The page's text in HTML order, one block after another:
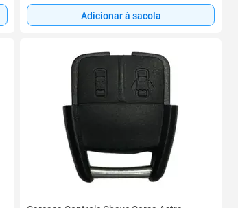
Adicionar à sacola